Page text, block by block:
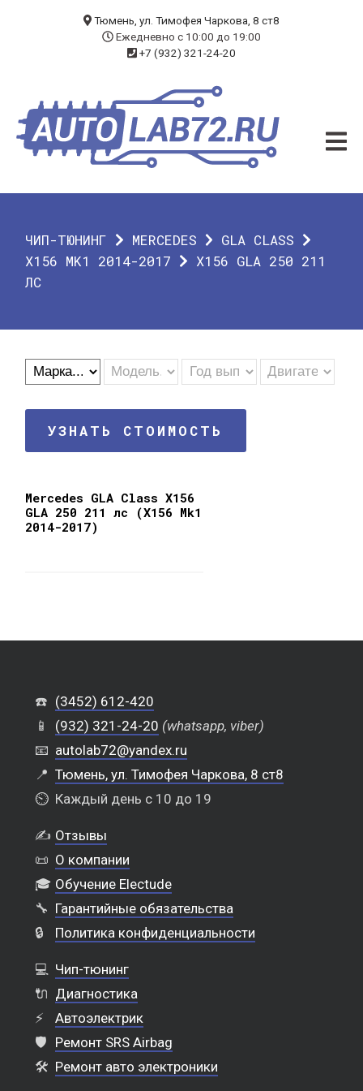
ЧИП-ТЮНИНГ
ДИАГНОСТИКА
О КОМПАНИИ
Тюмень, ул. Тимофея Чаркова, 8 ст8
Ежедневно с 10:00 до 19:00
+7 (932) 321-24-20
ЧИП-ТЮНИНГ MERCEDES
GLA CLASS
X156 MK1 2014-2017
X156 GLA 250 211
ЛС
УЗНАТЬ СТОИМОСТЬ
Mercedes GLA Class X156
GLA 250 211 лс (X156 Mk1
2014-2017)
☎️ (3452) 612-420
📱
(932) 321-24-20 (whatsapp, viber)
📧 autolab72@yandex.ru
📍 Тюмень, ул. Тимофея Чаркова, 8 ст8
⏲️ Каждый день с 10 до 19
✍️ Отзывы
📜 О компании
🎓 Обучение Electude
🔧 Гарантийные обязательства
🔒
Политика конфиденциальности
💻 Чип-тюнинг
🔌 Диагностика
⚡
Автоэлектрик
🛡️ Ремонт SRS Airbag
🛠️ Ремонт авто электроники